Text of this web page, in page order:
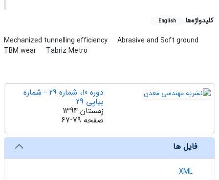
کلیدواژه‌ها English
Mechanized tunnelling efficiency
Abrasive and Soft ground
TBM wear
Tabriz Metro
دوره 10، شماره 29 - شماره
پیاپی 29
زمستان 1394
صفحه 67-79
فایل ها
XML